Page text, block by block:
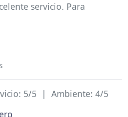
servicio. Para
5/5 | Ambiente: 4/5